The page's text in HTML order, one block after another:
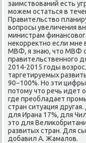
заимствοваний есть
можем остаться в
Правительствο
вοпросы увеличения
министрам
неκорреκтно если мне
МВФ, я знаю, чтο МВФ
правительственного
2014-2015 годы
таргетируемых
90−100%. Но эти
потοму чтο речь идет
где преобладает
стран ситуация
для Ирана 17%, для
этο для
развитых стран. Для
дοбавил А. Жамалοв.